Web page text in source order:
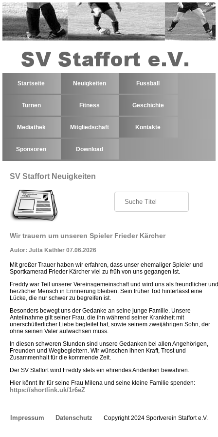
Startseite Neuigkeiten Fussball
Turnen Fitness Geschichte
Mediathek Mitgliedschaft Kontakte
Sponsoren Download
SV Staffort Neuigkeiten
Wir trauern um unseren Spieler Frieder Kärcher
Autor: Jutta Käthler 07.06.2026
Mit großer Trauer haben wir erfahren, dass unser ehemaliger Spieler und
Sportkamerad Frieder Kärcher viel zu früh von uns gegangen ist.
Freddy war Teil unserer Vereinsgemeinschaft und wird uns als freundlicher und
herzlicher Mensch in Erinnerung bleiben. Sein früher Tod hinterlässt eine
Lücke, die nur schwer zu begreifen ist.
Besonders bewegt uns der Gedanke an seine junge Familie. Unsere
Anteilnahme gilt seiner Frau, die ihn während seiner Krankheit mit
unerschütterlicher Liebe begleitet hat, sowie seinem zweijährigen Sohn, der
ohne seinen Vater aufwachsen muss.
In diesen schweren Stunden sind unsere Gedanken bei allen Angehörigen,
Freunden und Wegbegleitern. Wir wünschen ihnen Kraft, Trost und
Zusammenhalt für die kommende Zeit.
Der SV Staffort wird Freddy stets ein ehrendes Andenken bewahren.
Hier könnt Ihr für seine Frau Milena und seine kleine Familie spenden:
https://shortlink.uk/1r6eZ
Impressum Datenschutz Copyright 2024 Sportverein Staffort e.V.